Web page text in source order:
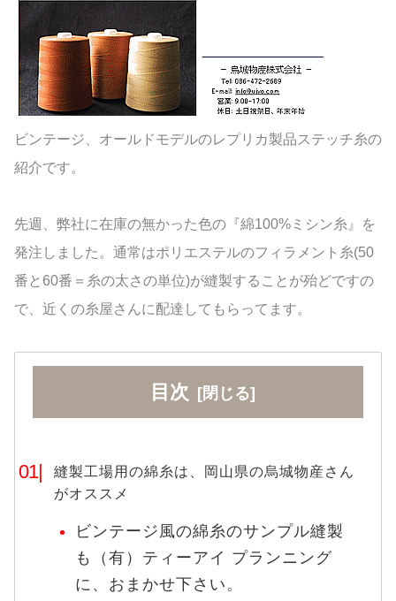
ビンテージ、オールドモデルのレプリカ製品ステッチ糸の
紹介です。
先週、弊社に在庫の無かった色の『綿100%ミシン糸』を
発注しました。通常はポリエステルのフィラメント糸(50
番と60番＝糸の太さの単位)が縫製することが殆どですの
で、近くの糸屋さんに配達してもらってます。
目次
縫製工場用の綿糸は、岡山県の烏城物産さん
がオススメ
ビンテージ風の綿糸のサンプル縫製
も（有）ティーアイ プランニング
に、おまかせ下さい。